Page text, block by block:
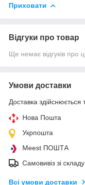
Приховати
Відгуки про товар
Ще немає відгуків про
Умови доставки
Доставка здійснюється
Нова Пошта
Укрпошта
Meest ПОШТА
Самовивіз зі складу
Всі умови доставки